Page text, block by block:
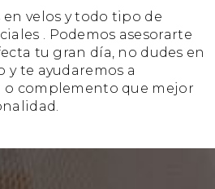
en velos y todo tipo de
. Podemos asesorarte
tu gran día, no dudes en
te ayudaremos a
complemento que mejor